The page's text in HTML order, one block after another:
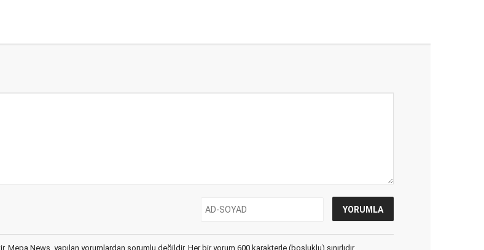
Mepa News, yapılan yorumlardan sorumlu değildir. Her bir yorum 600 karakterle (boşluklu) sınırlıdır.